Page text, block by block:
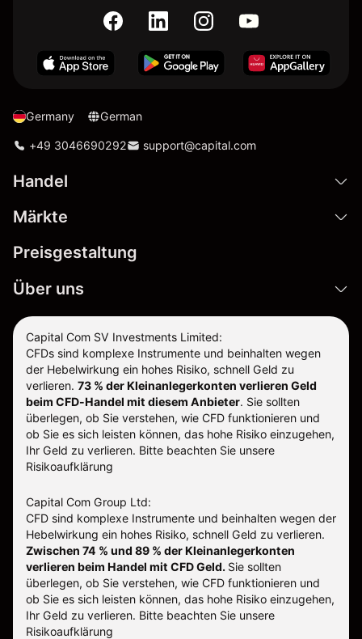
Germany German
+49 3046690292 support@capital.com
Handel
Märkte
Preisgestaltung
Über uns
Capital Com SV Investments Limited:
CFDs sind komplexe Instrumente und beinhalten wegen
der Hebelwirkung ein hohes Risiko, schnell Geld zu
verlieren. 73 % der Kleinanlegerkonten verlieren Geld
beim CFD-Handel mit diesem Anbieter. Sie sollten
überlegen, ob Sie verstehen, wie CFD funktionieren und
ob Sie es sich leisten können, das hohe Risiko einzugehen,
Ihr Geld zu verlieren. Bitte beachten Sie unsere
Risikoaufklärung
Capital Com Group Ltd:
CFD sind komplexe Instrumente und beinhalten wegen der
Hebelwirkung ein hohes Risiko, schnell Geld zu verlieren.
Zwischen 74 % und 89 % der Kleinanlegerkonten
verlieren beim Handel mit CFD Geld. Sie sollten
überlegen, ob Sie verstehen, wie CFD funktionieren und
ob Sie es sich leisten können, das hohe Risiko einzugehen,
Ihr Geld zu verlieren. Bitte beachten Sie unsere
Risikoaufklärung